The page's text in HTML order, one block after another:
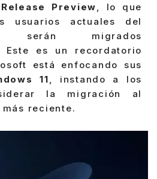
Release Preview, lo que
usuarios actuales del
migrados
Este es un recordatorio
está enfocando sus
11, instando a los
la migración al
reciente.